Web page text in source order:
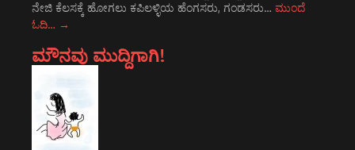
ನೇಜಿ ಕೆಲಸಕ್ಕೆ ಹೋಗಲು ಕಪಿಲಳ್ಳಿಯ ಹೆಂಗಸರು, ಗಂಡಸರು… ಮುಂದೆ
ಓದಿ… →
ಮೌನವು ಮುದ್ದಿಗಾಗಿ!